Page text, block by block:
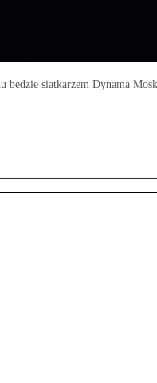
będzie siatkarzem Dynama